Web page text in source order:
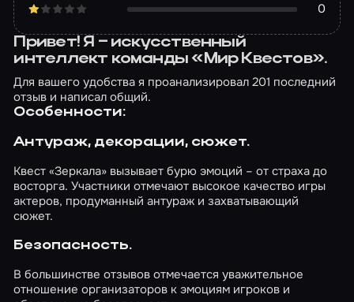
0
Привет! Я – искусственный
интеллект команды «Мир Квестов».
Для вашего удобства я проанализировал 201 последний
отзыв и написал общий.
Особенности:
Антураж, декорации, сюжет.
Квест «Зеркала» вызывает бурю эмоций – от страха до
восторга. Участники отмечают высокое качество игры
актеров, продуманный антураж и захватывающий
сюжет.
Безопасность.
В большинстве отзывов отмечается уважительное
отношение организаторов к эмоциям игроков и